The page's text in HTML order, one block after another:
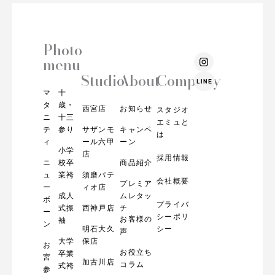
Photo
menu
マ
タ
ニ
テ
ィ
ニ
ュ
ー
ボ
ー
ン
お
宮
参
十
歳・
十三
参り
小学
校卒
業袴
成人
式振
袖
大学
卒業
式袴
Studio
西宮店
サザンモ
ール六甲
店
須磨パテ
ィオ店
西神戸店
明石大久
保店
加古川店
About
お知らせ
キャンペ
ーン
商品紹介
プレミア
ムレタッ
チ
お客様の
声
お役立ち
コラム
Company
スタジオ
エミュと
は
採用情報
会社概要
プライバ
シーポリ
シー
I
n
s
t
LINE